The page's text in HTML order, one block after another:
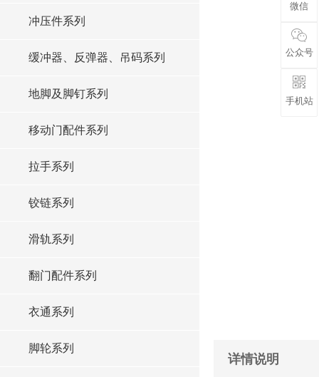
冲压件系列
缓冲器、反弹器、吊码系列
地脚及脚钉系列
移动门配件系列
拉手系列
铰链系列
滑轨系列
翻门配件系列
衣通系列
脚轮系列
详情说明
微信
公众号
手机站